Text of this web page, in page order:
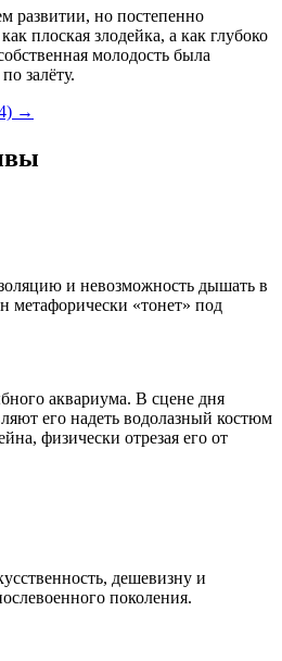
развитии, но постепенно
плоская злодейка, а как глубоко
молодость была
залёту.
→
и невозможность дышать в
метафорически «тонет» под
аквариума. В сцене дня
его надеть водолазный костюм
физически отрезая его от
дешевизну и
поколения.